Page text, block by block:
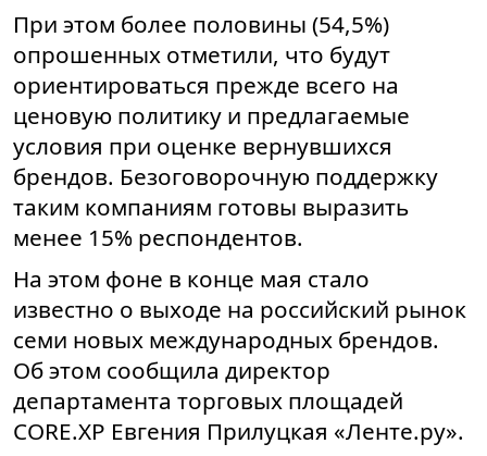
При этом более половины (54,5%)
опрошенных отметили, что будут
ориентироваться прежде всего на
ценовую политику и предлагаемые
условия при оценке вернувшихся
брендов. Безоговорочную поддержку
таким компаниям готовы выразить
менее 15% респондентов.
На этом фоне в конце мая стало
известно о выходе на российский рынок
семи новых международных брендов.
Об этом сообщила директор
департамента торговых площадей
CORE.XP Евгения Прилуцкая «Ленте.ру».